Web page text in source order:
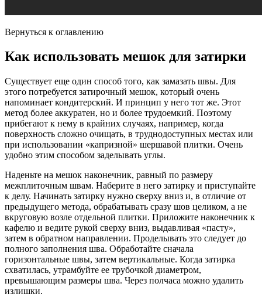
Вернуться к оглавлению
Как использовать мешок для затирки
Существует еще один способ того, как замазать швы. Для
этого потребуется затирочный мешок, который очень
напоминает кондитерский. И принцип у него тот же. Этот
метод более аккуратен, но и более трудоемкий. Поэтому
прибегают к нему в крайних случаях, например, когда
поверхность сложно очищать, в труднодоступных местах или
при использовании «капризной» шершавой плитки. Очень
удобно этим способом заделывать углы.
Наденьте на мешок наконечник, равный по размеру
межплиточным швам. Наберите в него затирку и приступайте
к делу. Начинать затирку нужно сверху вниз и, в отличие от
предыдущего метода, обрабатывать сразу шов целиком, а не
вкруговую возле отдельной плитки. Приложите наконечник к
кафелю и ведите рукой сверху вниз, выдавливая «пасту»,
затем в обратном направлении. Проделывать это следует до
полного заполнения шва. Обработайте сначала
горизонтальные швы, затем вертикальные. Когда затирка
схватилась, утрамбуйте ее трубочкой диаметром,
превышающим размеры шва. Через полчаса можно удалить
излишки.